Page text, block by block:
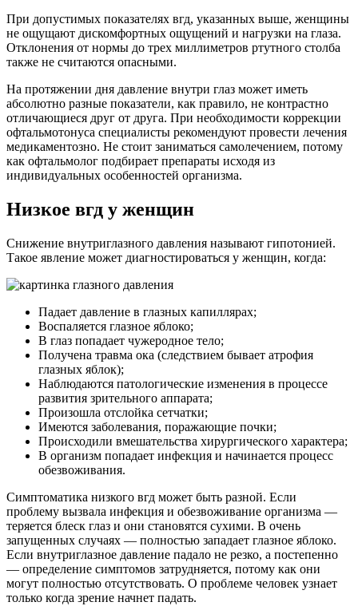
При допустимых показателях вгд, указанных выше, женщины
не ощущают дискомфортных ощущений и нагрузки на глаза.
Отклонения от нормы до трех миллиметров ртутного столба
также не считаются опасными.
На протяжении дня давление внутри глаз может иметь
абсолютно разные показатели, как правило, не контрастно
отличающиеся друг от друга. При необходимости коррекции
офтальмотонуса специалисты рекомендуют провести лечения
медикаментозно. Не стоит заниматься самолечением, потому
как офтальмолог подбирает препараты исходя из
индивидуальных особенностей организма.
Низкое вгд у женщин
Снижение внутриглазного давления называют гипотонией.
Такое явление может диагностироваться у женщин, когда:
Падает давление в глазных капиллярах;
Воспаляется глазное яблоко;
В глаз попадает чужеродное тело;
Получена травма ока (следствием бывает атрофия
глазных яблок);
Наблюдаются патологические изменения в процессе
развития зрительного аппарата;
Произошла отслойка сетчатки;
Имеются заболевания, поражающие почки;
Происходили вмешательства хирургического характера;
В организм попадает инфекция и начинается процесс
обезвоживания.
Симптоматика низкого вгд может быть разной. Если
проблему вызвала инфекция и обезвоживание организма —
теряется блеск глаз и они становятся сухими. В очень
запущенных случаях — полностью западает глазное яблоко.
Если внутриглазное давление падало не резко, а постепенно
— определение симптомов затрудняется, потому как они
могут полностью отсутствовать. О проблеме человек узнает
только когда зрение начнет падать.